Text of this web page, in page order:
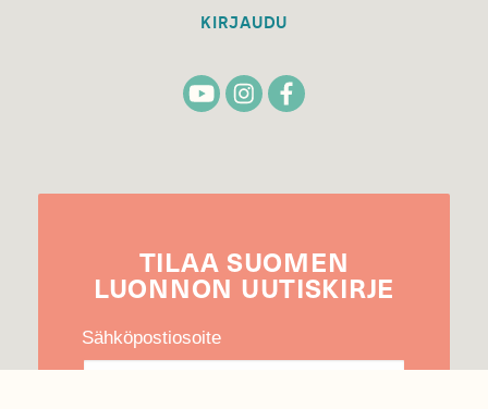
KIRJAUDU
TILAA SUOMEN
LUONNON UUTIS­KIRJE
Sähköpostiosoite